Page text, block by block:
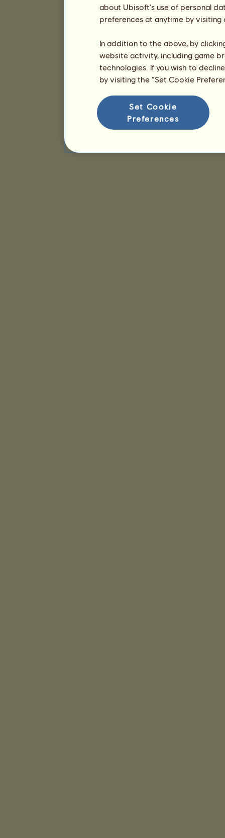
about Ubisoft's use of personal
preferences at anytime by
In addition to the above, by
website activity, including game
technologies. If you wish to
by visiting the “Set Cookie
Set Cookie
Preferences